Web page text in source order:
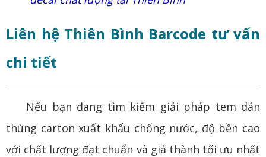
Liên hệ Thiên Bình Barcode tư vấn
chi tiết
Nếu bạn đang tìm kiếm giải pháp tem dán
thùng carton xuất khẩu chống nước, độ bền cao
với chất lượng đạt chuẩn và giá thành tối ưu nhất